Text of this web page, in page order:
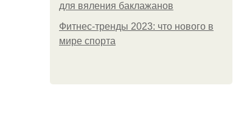
для вяления баклажанов
Фитнес-тренды 2023: что нового в
мире спорта